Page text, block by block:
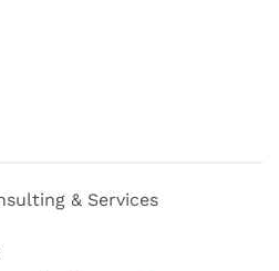
& Services